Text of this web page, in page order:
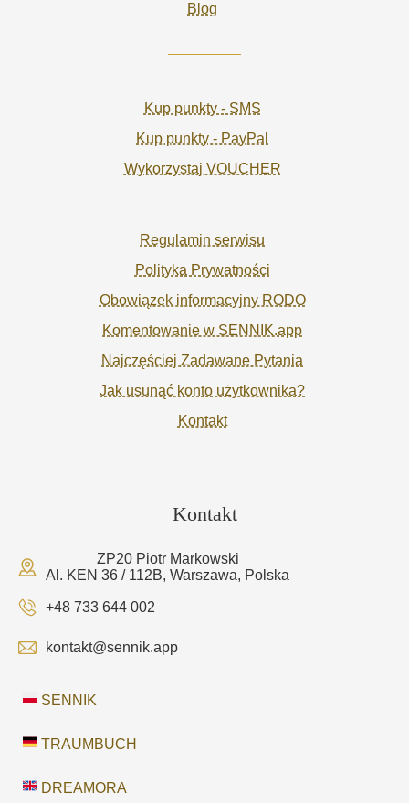
Blog
Kup punkty - SMS
Kup punkty - PayPal
Wykorzystaj VOUCHER
Regulamin serwisu
Polityka Prywatności
Obowiązek informacyjny RODO
Komentowanie w SENNIK.app
Najczęściej Zadawane Pytania
Jak usunąć konto użytkownika?
Kontakt
Kontakt
ZP20 Piotr Markowski
Al. KEN 36 / 112B, Warszawa, Polska
+48 733 644 002
kontakt@sennik.app
SENNIK
TRAUMBUCH
DREAMORA